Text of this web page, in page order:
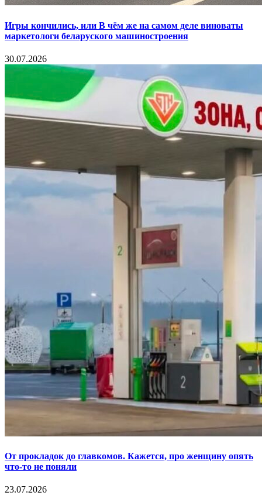
Игры кончились, или В чём же на самом деле виноваты
маркетологи беларуского машиностроения
30.07.2026
От прокладок до главкомов. Кажется, про женщину опять
что-то не поняли
23.07.2026